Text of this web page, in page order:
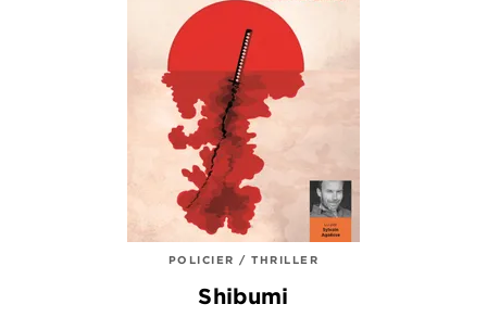
POLICIER / THRILLER
Shibumi